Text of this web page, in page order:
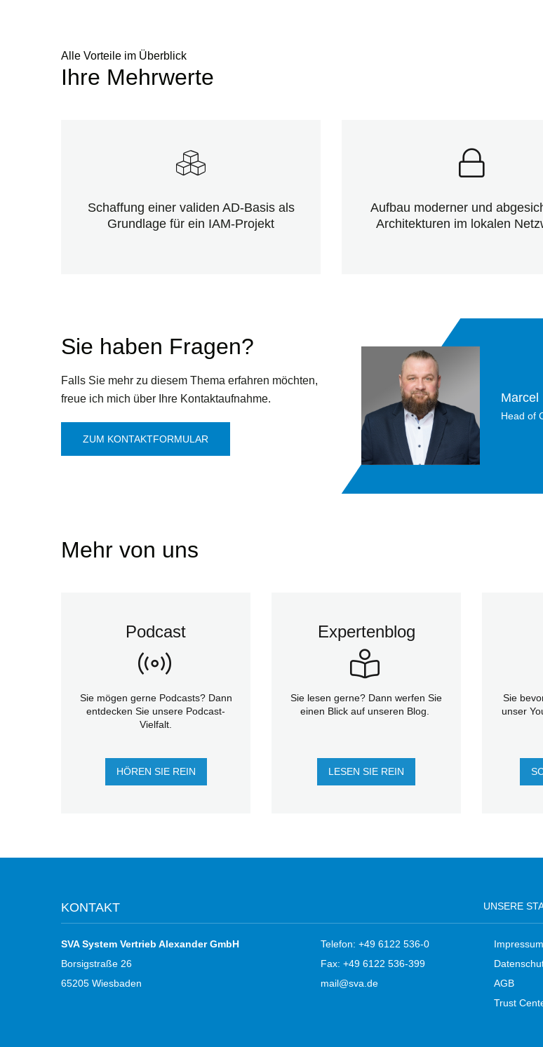
Alle Vorteile im Überblick
Ihre Mehrwerte
Schaffung einer validen AD-Basis als
Grundlage für ein IAM-Projekt
Aufbau moderner und
Architekturen im lokalen
Sie haben Fragen?
Falls Sie mehr zu diesem Thema erfahren möchten,
freue ich mich über Ihre Kontaktaufnahme.
ZUM KONTAKTFORMULAR
Marcel
Head of
Mehr von uns
Podcast
Sie mögen gerne Podcasts? Dann
entdecken Sie unsere Podcast-
Vielfalt.
HÖREN SIE REIN
Expertenblog
Sie lesen gerne? Dann werfen Sie
einen Blick auf unseren Blog.
LESEN SIE REIN
Sie
unser
KONTAKT UNSERE
SVA System Vertrieb Alexander GmbH
Borsigstraße 26
65205 Wiesbaden
Telefon: +49 6122 536-0
Fax: +49 6122 536-399
mail@sva.de
Impressum
AGB
Trust